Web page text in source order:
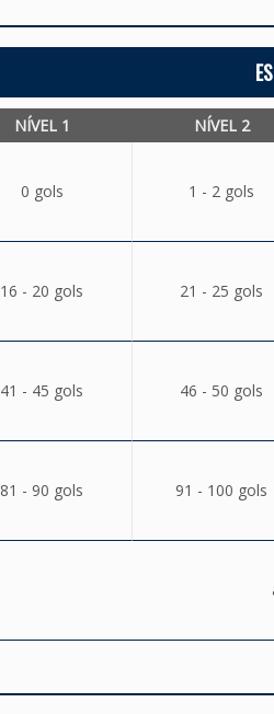
NÍVEL 1 NÍVEL 2
0 gols 1 - 2 gols
16 - 20 gols 21 - 25 gols
41 - 45 gols 46 - 50 gols
81 - 90 gols 91 - 100 gols